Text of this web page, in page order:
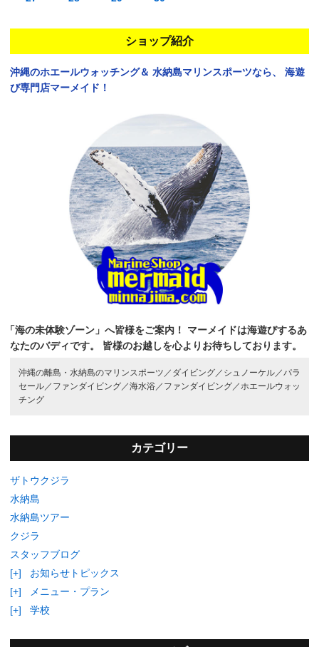
ショップ紹介
沖縄のホエールウォッチング＆ 水納島マリンスポーツなら、
海遊
び専門店マーメイド！
「海の未体験ゾーン」へ皆様をご案内！
マーメイドは海遊びするあ
なたのバディです。
皆様のお越しを心よりお待ちしております。
沖縄の離島・水納島のマリンスポーツ／ ダイビング／ シュノーケル／ パラ
セール／ ファンダイビング／海水浴／ ファンダイビング／ ホエールウォッ
チング
カテゴリー
ザトウクジラ
水納島
水納島ツアー
クジラ
スタッフブログ
[+]
お知らせトピックス
[+]
メニュー・プラン
[+]
学校